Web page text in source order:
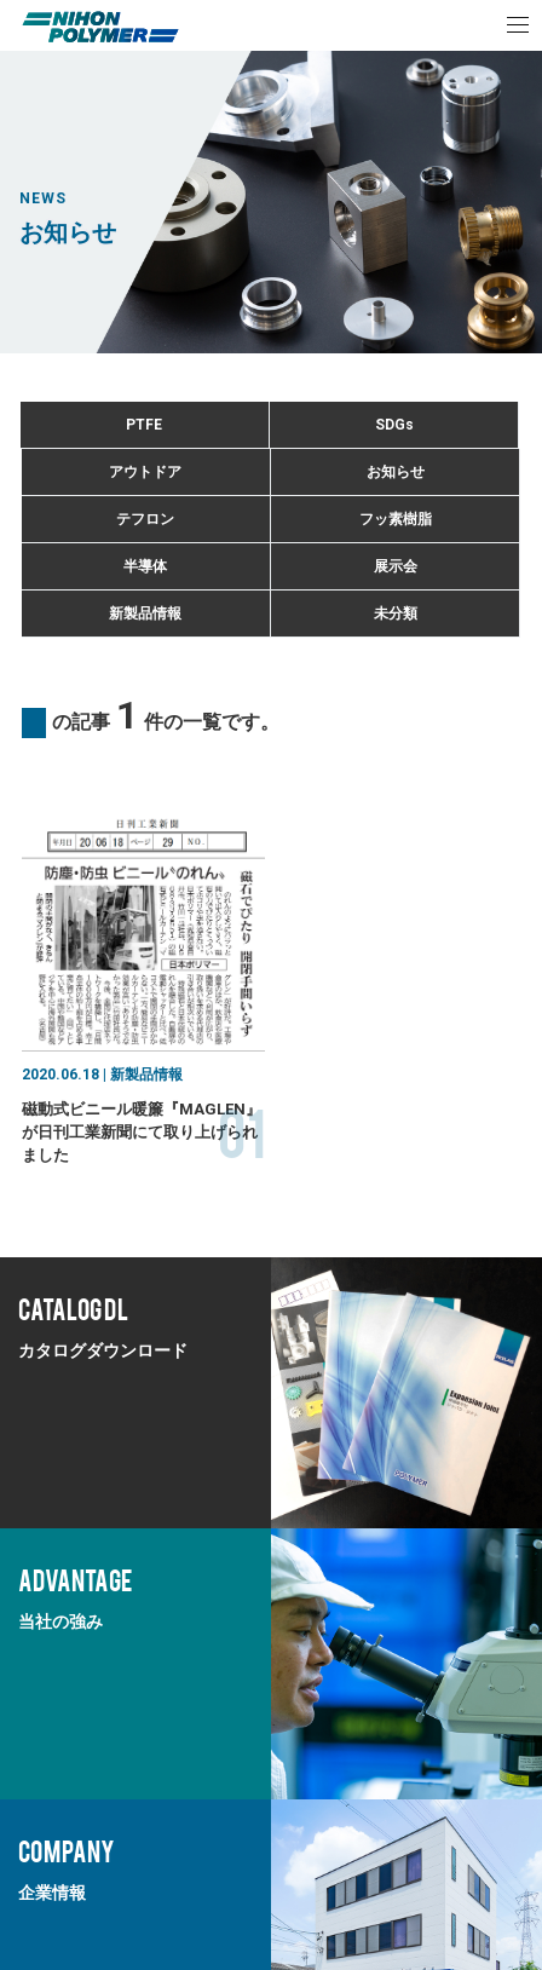
NEWS
お知らせ
PTFE SDGs
アウトドア お知らせ
テフロン フッ素樹脂
半導体 展示会
新製品情報 未分類
の記事 1 件の一覧です。
2020.06.18 | 新製品情報
磁動式ビニール暖簾『MAGLEN』
が日刊工業新聞にて取り上げられ
ました
01
CATALOG DL
カタログダウンロード
ADVANTAGE
当社の強み
COMPANY
企業情報